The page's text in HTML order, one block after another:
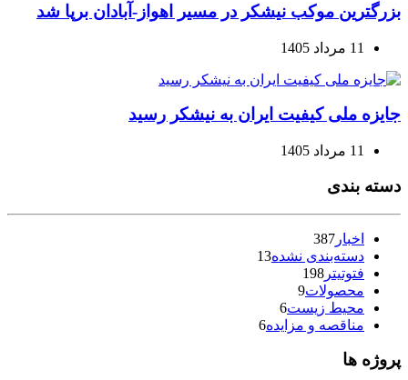
بزرگترین موکب نیشکر در مسیر اهواز-آبادان برپا شد
11 مرداد 1405
جایزه ملی کیفیت ایران به نیشکر رسید
11 مرداد 1405
دسته بندی
اخبار 387
دسته‌بندی نشده13
فتوتیتر 198
محصولات9
محیط زیست6
مناقصه و مزایده6
پروژه ها